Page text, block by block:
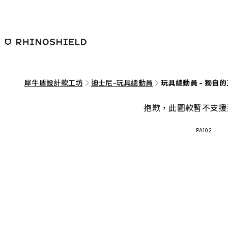
犀牛盾設計款工坊 迪士尼-玩具總動員 玩具總動員 - 獨自
抱歉，此圖款暫不支
PA102